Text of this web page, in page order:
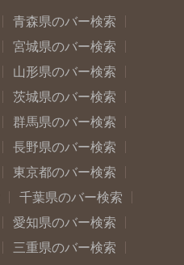
青森県のバー検索
宮城県のバー検索
山形県のバー検索
茨城県のバー検索
群馬県のバー検索
長野県のバー検索
東京都のバー検索
千葉県のバー検索
愛知県のバー検索
三重県のバー検索